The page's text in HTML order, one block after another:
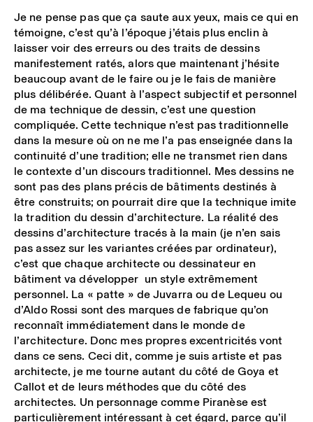
Je ne pense pas que ça saute aux yeux, mais ce qui en
témoigne, c’est qu’à l’époque j’étais plus enclin à
laisser voir des erreurs ou des traits de dessins
manifestement ratés, alors que maintenant j’hésite
beaucoup avant de le faire ou je le fais de manière
plus délibérée. Quant à l’aspect subjectif et personnel
de ma technique de dessin, c’est une question
compliquée. Cette technique n’est pas traditionnelle
dans la mesure où on ne me l’a pas enseignée dans la
continuité d’une tradition; elle ne transmet rien dans
le contexte d’un discours traditionnel. Mes dessins ne
sont pas des plans précis de bâtiments destinés à
être construits; on pourrait dire que la technique imite
la tradition du dessin d’architecture. La réalité des
dessins d’architecture tracés à la main (je n’en sais
pas assez sur les variantes créées par ordinateur),
c’est que chaque architecte ou dessinateur en
bâtiment va développer un style extrêmement
personnel. La « patte » de Juvarra ou de Lequeu ou
d’Aldo Rossi sont des marques de fabrique qu’on
reconnaît immédiatement dans le monde de
l’architecture. Donc mes propres excentricités vont
dans ce sens. Ceci dit, comme je suis artiste et pas
architecte, je me tourne autant du côté de Goya et
Callot et de leurs méthodes que du côté des
architectes. Un personnage comme Piranèse est
particulièrement intéressant à cet égard, parce qu’il